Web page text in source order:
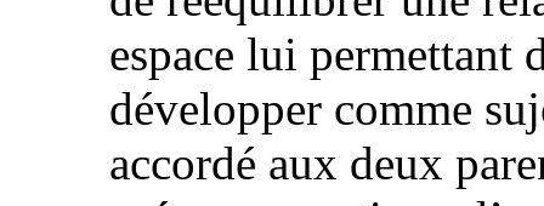
espace lui permettant
développer comme
accordé aux deux